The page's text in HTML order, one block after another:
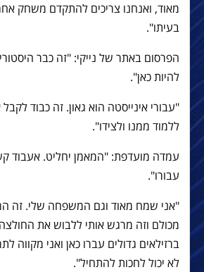
מאוד, ואנחנו צריכים להתקדם משחק
בעיתו".
הפרסום באתר של נייקי: "זה כבר
להיות כאן".
"עבורי אינייסטה הוא גאון. זה כבוד
ללמוד ממנו ולצידו".
עמדה מועדפת: "המאמן יחליט. אעבוד
עבורו".
"אני שמח מאוד וגם המשפחה שלי. זה
מכולם וזה מרגש אותי ללבוש את
ברזילאים גדולים עברו כאן ואני מקווה
לא יכול לחכות להתחיל".